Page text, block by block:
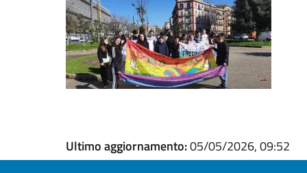
Ultimo aggiornamento:05/05/2026, 09:52